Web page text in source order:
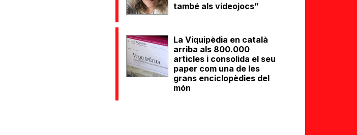
també als videojocs”
La Viquipèdia en català
arriba als 800.000
articles i consolida el seu
paper com una de les
grans enciclopèdies del
món